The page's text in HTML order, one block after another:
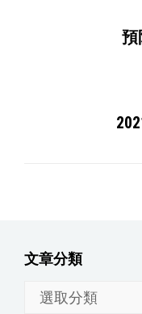
預
文章分類